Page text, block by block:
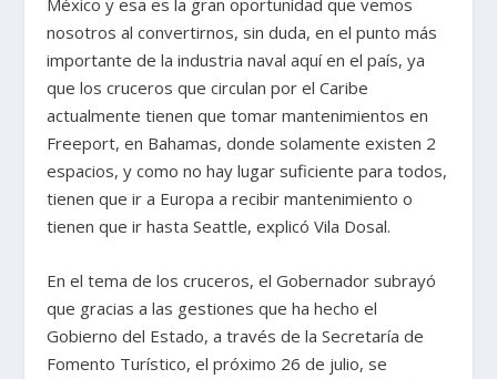
México y esa es la gran oportunidad que vemos
nosotros al convertirnos, sin duda, en el punto más
importante de la industria naval aquí en el país, ya
que los cruceros que circulan por el Caribe
actualmente tienen que tomar mantenimientos en
Freeport, en Bahamas, donde solamente existen 2
espacios, y como no hay lugar suficiente para todos,
tienen que ir a Europa a recibir mantenimiento o
tienen que ir hasta Seattle, explicó Vila Dosal.
En el tema de los cruceros, el Gobernador subrayó
que gracias a las gestiones que ha hecho el
Gobierno del Estado, a través de la Secretaría de
Fomento Turístico, el próximo 26 de julio, se